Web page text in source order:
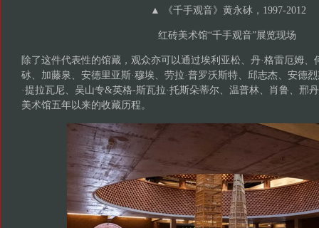
▲ 《千手观音》黄永砅，1997-2012
红砖美术馆“千手观音”展览现场
除了这件代表性的馆藏，观众亦可以通过埃利亚松、丹·格雷厄姆、
砅、加藤泉、安德里亚斯·穆埃、劳拉·普罗沃斯特、邱志杰、安德
·提拉瓦尼、吴山专&英格-斯瓦拉·托斯朵蒂尔、温普林、肖鲁、邢
美术馆五年以来的收藏历程。